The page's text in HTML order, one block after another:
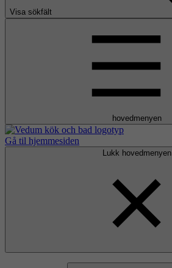
Visa sökfält
hovedmenyen
Gå til hjemmesiden
Lukk hovedmenyen